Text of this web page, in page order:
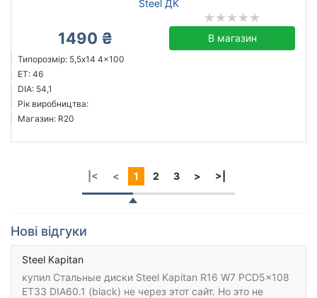
Steel ДК
1490 ₴ В магазин
Типорозмір: 5,5x14 4x100
ET: 46
DIA: 54,1
Рік виробництва:
Магазин: R20
|< < 1 2 3 > >|
Нові відгуки
Steel Kapitan
купил Стальные диски Steel Kapitan R16 W7 PCD5x108
ET33 DIA60.1 (black) не через этот сайт. Но это не